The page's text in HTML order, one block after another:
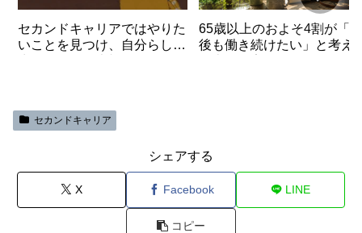
セカンドキャリアではやりた
いことを見つけ、自分らしく
65歳以上のおよそ4割が「今
後も働き続けたい」と考え
セカンドキャリア
シェアする
X Facebook LINE
コピー